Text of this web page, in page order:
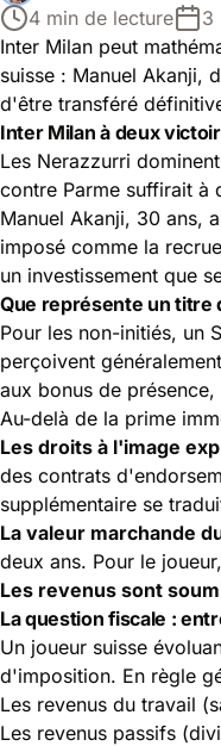
4 min de lecture
3
Inter Milan peut
suisse : Manuel Akanji,
d'être transféré
Inter Milan à deux
Les Nerazzurri
contre Parme suffirait à
Manuel Akanji, 30 ans,
imposé comme la
un investissement que
Que représente un titre
Pour les non-initiés, un
perçoivent
aux bonus de
Au-delà de la prime
Les droits à l'image
des contrats
supplémentaire se
La valeur marchande
deux ans. Pour le
Les revenus sont
La question fiscale :
Un joueur suisse
d'imposition. En règle
Les revenus du travail
Les revenus passifs